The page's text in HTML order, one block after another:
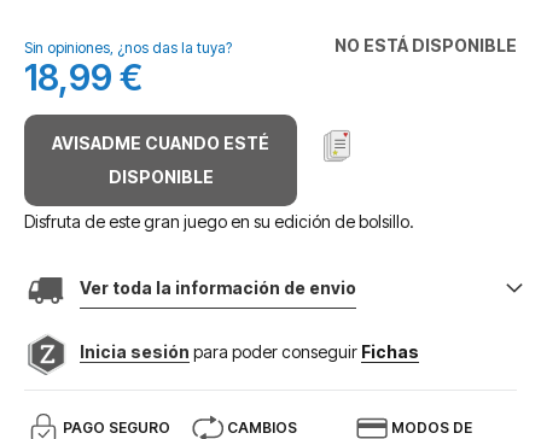
galería
de
imágenes
NO ESTÁ DISPONIBLE
Sin opiniones, ¿nos das la tuya?
18,99 €
AVISADME CUANDO ESTÉ
DISPONIBLE
Disfruta de este gran juego en su edición de bolsillo.
Ver toda la información de envio
Inicia sesión para poder conseguir Fichas
PAGO SEGURO CAMBIOS MODOS DE